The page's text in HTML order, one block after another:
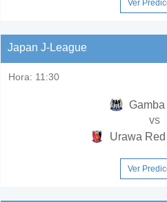
Ver
Japan J-League
Hora: 11:30
vs
Urawa
Ver